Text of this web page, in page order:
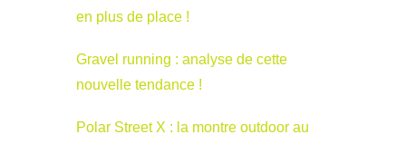
en plus de place !
Gravel running : analyse de cette
nouvelle tendance !
Polar Street X : la montre outdoor au